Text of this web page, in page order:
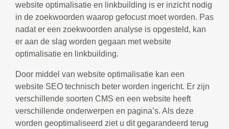
website optimalisatie en linkbuilding is er inzicht nodig
in de zoekwoorden waarop gefocust moet worden. Pas
nadat er een zoekwoorden analyse is opgesteld, kan
er aan de slag worden gegaan met website
optimalisatie en linkbuilding.
Door middel van website optimalisatie kan een
website SEO technisch beter worden ingericht. Er zijn
verschillende soorten CMS en een website heeft
verschillende onderwerpen en pagina’s. Als deze
worden geoptimaliseerd ziet u dit gegarandeerd terug